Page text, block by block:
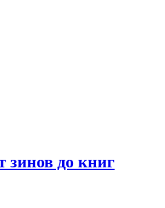
до книг